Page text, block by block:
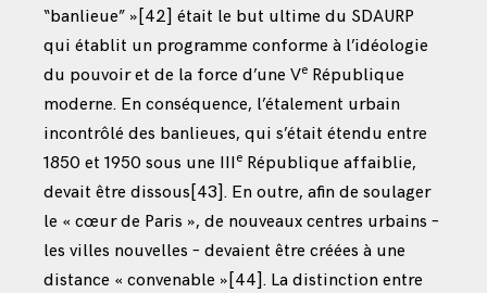
“banlieue” » [42] était le but ultime du SDAURP
qui établit un programme conforme à l’idéologie
du pouvoir et de la force d’une Ve République
moderne. En conséquence, l’étalement urbain
incontrôlé des banlieues, qui s’était étendu entre
1850 et 1950 sous une IIIe République affaiblie,
devait être dissous [43] . En outre, afin de soulager
le « cœur de Paris », de nouveaux centres urbains –
les villes nouvelles – devaient être créées à une
distance « convenable » [44] . La distinction entre